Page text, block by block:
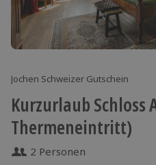
Jochen Schweizer Gutschein
Kurzurlaub
Thermeneintritt)
2 Personen